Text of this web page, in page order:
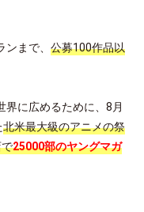
ンまで、公募100作品以
界に広めるために、8月
北米最大級のアニメの祭
で25000部のヤングマガ